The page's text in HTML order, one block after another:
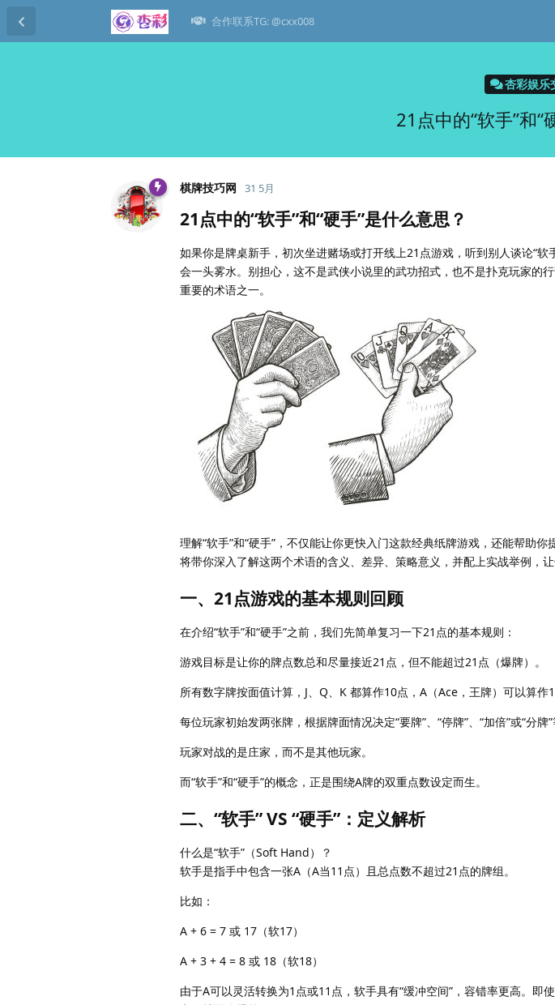
合作联系TG: @cxx008
杏彩娱乐
21点中的“软手”和“
棋牌技巧网 31 5月
21点中的“软手”和“硬手”是什么意思？
如果你是牌桌新手，初次坐进赌场或打开线上21点游戏，听到别人谈论“
会一头雾水。别担心，这不是武侠小说里的武功招式，也不是扑克玩家的
重要的术语之一。
理解“软手”和“硬手”，不仅能让你更快入门这款经典纸牌游戏，还能帮助
将带你深入了解这两个术语的含义、差异、策略意义，并配上实战举例，让
一、21点游戏的基本规则回顾
在介绍“软手”和“硬手”之前，我们先简单复习一下21点的基本规则：
游戏目标是让你的牌点数总和尽量接近21点，但不能超过21点（爆牌）。
所有数字牌按面值计算，J、Q、K 都算作10点，A（Ace，王牌）可以算作1
每位玩家初始发两张牌，根据牌面情况决定“要牌”、“停牌”、“加倍”或“分牌”
玩家对战的是庄家，而不是其他玩家。
而“软手”和“硬手”的概念，正是围绕A牌的双重点数设定而生。
二、“软手” VS “硬手”：定义解析
什么是“软手”（Soft Hand）？
软手是指手中包含一张A（A当11点）且总点数不超过21点的牌组。
比如：
A + 6 = 7 或 17（软17）
A + 3 + 4 = 8 或 18（软18）
由于A可以灵活转换为1点或11点，软手具有“缓冲空间”，容错率更高。即